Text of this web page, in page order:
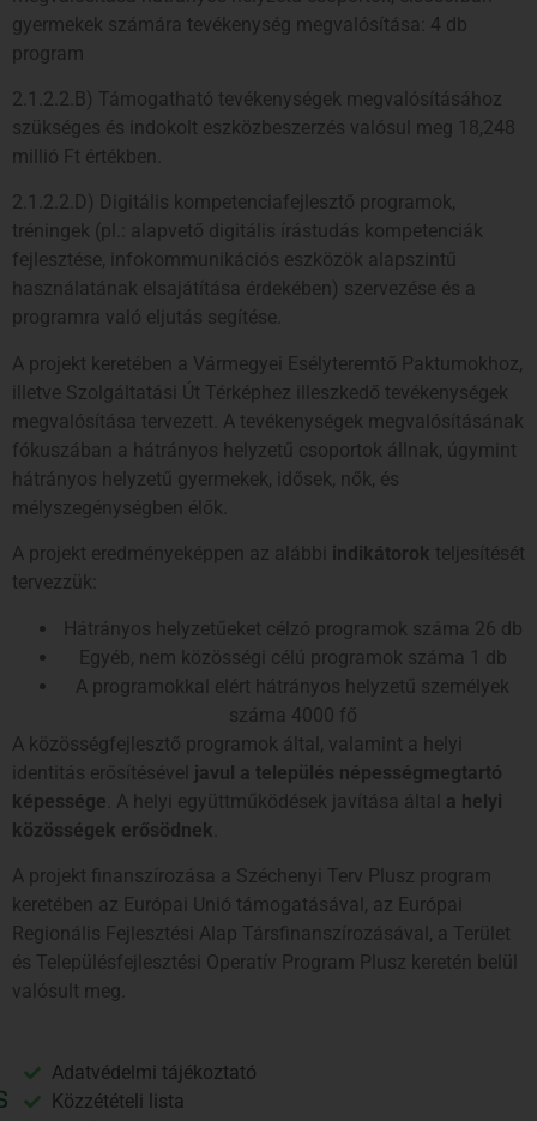
gyermekek számára tevékenység megvalósítása: 4 db
program
2.1.2.2.B) Támogatható tevékenységek megvalósításához
szükséges és indokolt eszközbeszerzés valósul meg 18,248
millió Ft értékben.
2.1.2.2.D) Digitális kompetenciafejlesztő programok,
tréningek (pl.: alapvető digitális írástudás kompetenciák
fejlesztése, infokommunikációs eszközök alapszintű
használatának elsajátítása érdekében) szervezése és a
programra való eljutás segítése.
A projekt keretében a Vármegyei Esélyteremtő Paktumokhoz,
illetve Szolgáltatási Út Térképhez illeszkedő tevékenységek
megvalósítása tervezett. A tevékenységek megvalósításának
fókuszában a hátrányos helyzetű csoportok állnak, úgymint
hátrányos helyzetű gyermekek, idősek, nők, és
mélyszegénységben élők.
A projekt eredményeképpen az alábbi indikátorok teljesítését
tervezzük:
Hátrányos helyzetűeket célzó programok száma 26 db
Egyéb, nem közösségi célú programok száma 1 db
A programokkal elért hátrányos helyzetű személyek
száma 4000 fő
A közösségfejlesztő programok által, valamint a helyi
identitás erősítésével javul a település népességmegtartó
képessége . A helyi együttműködések javítása által a helyi
közösségek erősödnek
A projekt finanszírozása a Széchenyi Terv Plusz program
keretében az Európai Unió támogatásával, az Európai
Regionális Fejlesztési Alap Társfinanszírozásával, a Terület
és Településfejlesztési Operatív Program Plusz keretén belül
valósult meg.
Adatvédelmi tájékoztató
Közzétételi lista